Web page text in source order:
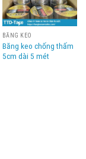
BĂNG KEO
Băng keo chống thấm
5cm dài 5 mét